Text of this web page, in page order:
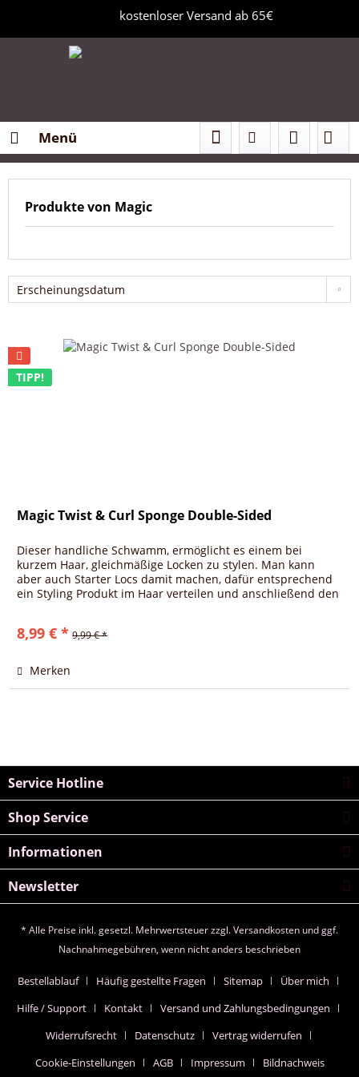
kostenloser Versand ab 65€
Menü
Produkte von Magic
TIPP!
Magic Twist & Curl Sponge Double-Sided
Dieser handliche Schwamm, ermöglicht es einem bei
kurzem Haar, gleichmäßige Locken zu stylen. Man kann
aber auch Starter Locs damit machen, dafür entsprechend
ein Styling Produkt im Haar verteilen und anschließend den
8,99 € * 9,99 € *
Merken
Service Hotline
Shop Service
Informationen
Newsletter
* Alle Preise inkl. gesetzl. Mehrwertsteuer zzgl.Versandkosten und ggf.
Nachnahmegebühren, wenn nicht anders beschrieben
Bestellablauf Häufig gestellte Fragen Sitemap
Über mich
Hilfe / Support
Kontakt
Versand und Zahlungsbedingungen
Widerrufsrecht
Datenschutz
Vertrag widerrufen
Cookie-Einstellungen
AGB Impressum Bildnachweis